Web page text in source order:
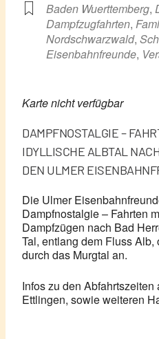
Baden Wuerttemberg,
Dampfzugfahrten,
Nordschwarzwald,
Eisenbahnfreunde,
Karte nicht verfügbar
DAMPFNOSTALGIE –
IDYLLISCHE ALBTAL
DEN ULMER
Die Ulmer
Dampfnostalgie – Fahrten
Dampfzügen nach Bad
Tal, entlang dem Fluss
durch das Murgtal an.
Infos zu den
Ettlingen, sowie weiteren